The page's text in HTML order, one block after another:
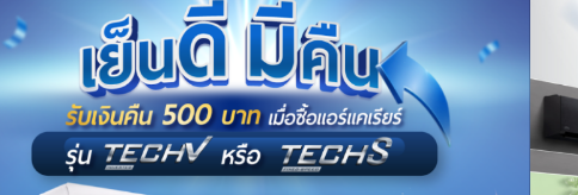
Lily)
ามารถในการดูดซับแอมโมเนีย ฟอร์มาลดีไฮด์ และสารพิษหลายชนิด รวมถึงลดฝุ่น
เพิ่มความชื้น